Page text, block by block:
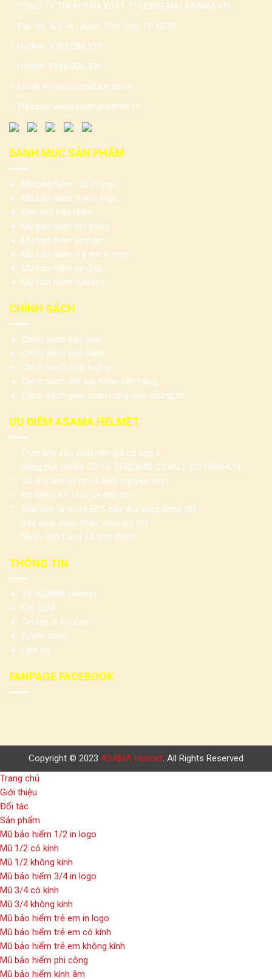
CÔNG TY TNHH SẢN XUẤT THƯƠNG MẠI ASAMA VN
Địa chỉ: 4/11A , Xuân Thới Sơn, TP HCM
Hotline: 0782.088.333
Hotline: 0888.000.336
Email: info@asamahelmet.vn
Website: www.asamahelmet.vn
DANH MỤC SẢN PHẨM
Mũ bảo hiểm 1/2 in logo
Mũ bảo hiểm 3/4 in logo
Kính mũ bảo hiểm
Mũ bảo hiểm phi công
Mũ bảo hiểm kính âm
Mũ bảo hiểm trẻ em in logo
Mũ bảo hiểm xe đạp
Mũ bảo hiểm fullface
CHÍNH SÁCH
Chính sách bảo mật
Chính sách bảo hành
Chính sách chất lượng
Chính sách đổi trả, hoàn tiền hàng
Chính sách giao nhận hàng hóa chứng từ
ƯU ĐIỂM ASAMA HELMET
Trực tiếp sản xuất nên giá cả hợp lí
Hàng đạt chuẩn CR số 51523042 QCVN 2:2021/BKHCN
Vỏ mũ làm từ nhựa ABS nguyên sinh
Độ bền cao, chịu va đập tốt
Xốp làm từ nhựa EPS hấp thụ xung động tốt
Dây quai chắc chắn, chịu lực tốt
Nhận đơn hàng 63 tỉnh thành
THÔNG TIN
Về ASAMA Helmet
Gói OEM
Tin tức & Sự kiện
Tuyển dụng
Liên hệ
FANPAGE FACEBOOK
Copyright © 2023 ASAMA Helmet . All Rights Reserved
Trang chủ
Giới thiệu
Đối tác
Sản phẩm
Mũ bảo hiểm 1/2 in logo
Mũ 1/2 có kính
Mũ 1/2 không kính
Mũ bảo hiểm 3/4 in logo
Mũ 3/4 có kính
Mũ 3/4 không kính
Mũ bảo hiểm trẻ em in logo
Mũ bảo hiểm trẻ em có kính
Mũ bảo hiểm trẻ em không kính
Mũ bảo hiểm phi công
Mũ bảo hiểm kính âm